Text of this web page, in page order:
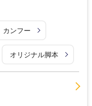
カンフー
オリジナル脚本